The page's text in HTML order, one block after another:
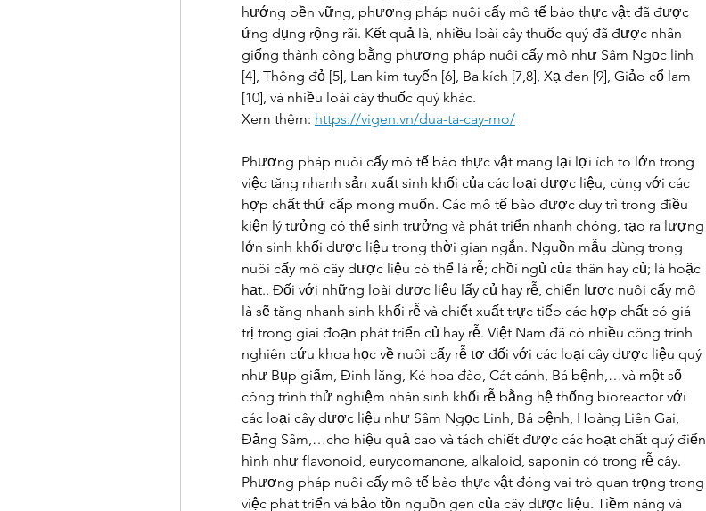
hướng bền vững, phương pháp nuôi cấy mô tế bào thực vật đã được
ứng dụng rộng rãi. Kết quả là, nhiều loài cây thuốc quý đã được nhân
giống thành công bằng phương pháp nuôi cấy mô như Sâm Ngọc linh
[4], Thông đỏ [5], Lan kim tuyến [6], Ba kích [7,8], Xạ đen [9], Giảo cổ lam
[10], và nhiều loài cây thuốc quý khác.
Xem thêm: https://vigen.vn/dua-ta-cay-mo/
Phương pháp nuôi cấy mô tế bào thực vật mang lại lợi ích to lớn trong
việc tăng nhanh sản xuất sinh khối của các loại dược liệu, cùng với các
hợp chất thứ cấp mong muốn. Các mô tế bào được duy trì trong điều
kiện lý tưởng có thể sinh trưởng và phát triển nhanh chóng, tạo ra lượng
lớn sinh khối dược liệu trong thời gian ngắn. Nguồn mẫu dùng trong
nuôi cấy mô cây dược liệu có thể là rễ; chồi ngủ của thân hay củ; lá hoặc
hạt.. Đối với những loài dược liệu lấy củ hay rễ, chiến lược nuôi cấy mô
là sẽ tăng nhanh sinh khối rễ và chiết xuất trực tiếp các hợp chất có giá
trị trong giai đoạn phát triển củ hay rễ. Việt Nam đã có nhiều công trình
nghiên cứu khoa học về nuôi cấy rễ tơ đối với các loại cây dược liệu quý
như Bụp giấm, Đinh lăng, Ké hoa đào, Cát cánh, Bá bệnh,…và một số
công trình thử nghiệm nhân sinh khối rễ bằng hệ thống bioreactor với
các loại cây dược liệu như Sâm Ngọc Linh, Bá bệnh, Hoàng Liên Gai,
Đảng Sâm,…cho hiệu quả cao và tách chiết được các hoạt chất quý điển
hình như flavonoid, eurycomanone, alkaloid, saponin có trong rễ cây.
Phương pháp nuôi cấy mô tế bào thực vật đóng vai trò quan trọng trong
việc phát triển và bảo tồn nguồn gen của cây dược liệu. Tiềm năng và